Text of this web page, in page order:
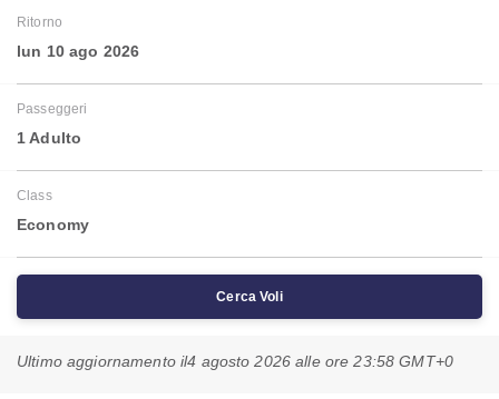
Ritorno
lun 10 ago 2026
Passeggeri
1 Adulto
Class
Economy
Cerca Voli
Ultimo aggiornamento il4 agosto 2026 alle ore 23:58 GMT+0